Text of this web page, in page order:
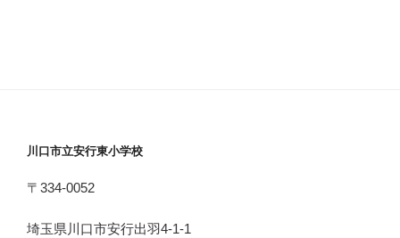
川口市立安行東小学校
〒334-0052
埼玉県川口市安行出羽4-1-1